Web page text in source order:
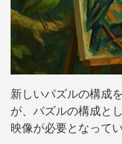
新しいパズルの構成
が、パズルの構成と
映像が必要となってい